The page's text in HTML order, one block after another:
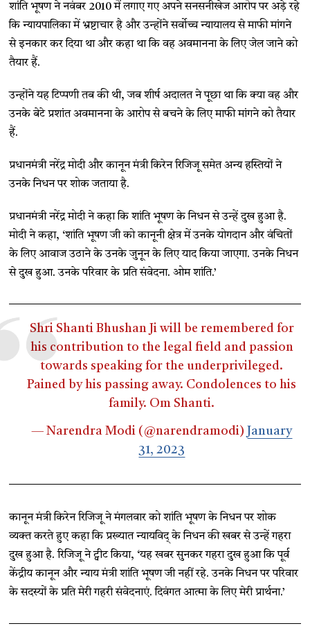
शांति भूषण ने नवंबर 2010 में लगाए गए अपने सनसनीखेज आरोप पर अड़े रहे
कि न्यायपालिका में भ्रष्टाचार है और उन्होंने सर्वोच्च न्यायालय से माफी मांगने
से इनकार कर दिया था और कहा था कि वह अवमानना के लिए जेल जाने को
तैयार हैं.
उन्होंने यह टिप्पणी तब की थी, जब शीर्ष अदालत ने पूछा था कि क्या वह और
उनके बेटे प्रशांत अवमानना ​​के आरोप से बचने के लिए माफी मांगने को तैयार
हैं.
प्रधानमंत्री नरेंद्र मोदी और कानून मंत्री किरेन रिजिजू समेत अन्य हस्तियों ने
उनके निधन पर शोक जताया है.
प्रधानमंत्री नरेंद्र मोदी ने कहा कि शांति भूषण के निधन से उन्हें दुख हुआ है.
मोदी ने कहा, ‘शांति भूषण जी को कानूनी क्षेत्र में उनके योगदान और वंचितों
के लिए आवाज उठाने के उनके जुनून के लिए याद किया जाएगा. उनके निधन
से दुख हुआ. उनके परिवार के प्रति संवेदना. ओम शांति.’
Shri Shanti Bhushan Ji will be remembered for
his contribution to the legal field and passion
towards speaking for the underprivileged.
Pained by his passing away. Condolences to his
family. Om Shanti.
— Narendra Modi (@narendramodi)
January
31, 2023
कानून मंत्री किरेन रिजिजू ने मंगलवार को शांति भूषण के निधन पर शोक
व्यक्त करते हुए कहा कि प्रख्यात न्यायविद् के निधन की खबर से उन्हें गहरा
दुख हुआ है. रिजिजू ने ट्वीट किया, ‘यह खबर सुनकर गहरा दुख हुआ कि पूर्व
केंद्रीय कानून और न्याय मंत्री शांति भूषण जी नहीं रहे. उनके निधन पर परिवार
के सदस्यों के प्रति मेरी गहरी संवेदनाएं. दिवंगत आत्मा के लिए मेरी प्रार्थना.’